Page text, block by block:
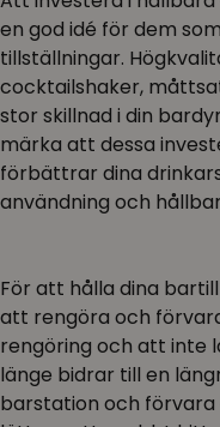
en god idé för dem
tillställningar.
cocktailshaker,
stor skillnad i din
märka att dessa
förbättrar dina
användning och
För att hålla dina
att rengöra och
rengöring och att inte
länge bidrar till en
barstation och